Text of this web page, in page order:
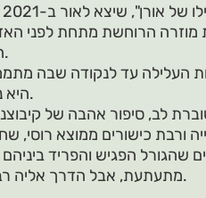
מוזרה הרוחשת מתחת לפני
הארץ, וליבה נמלא חששות.
עד לנקודה שבה
היא נסחפת לתוך מעגל האימה.
לב, סיפור אהבה של
ורבת כישורים ממוצא
שהגורל הפגיש והפריד
מתעתעת, אבל הדרך אליה רבת תהפוכות ורוויית יגון מר.